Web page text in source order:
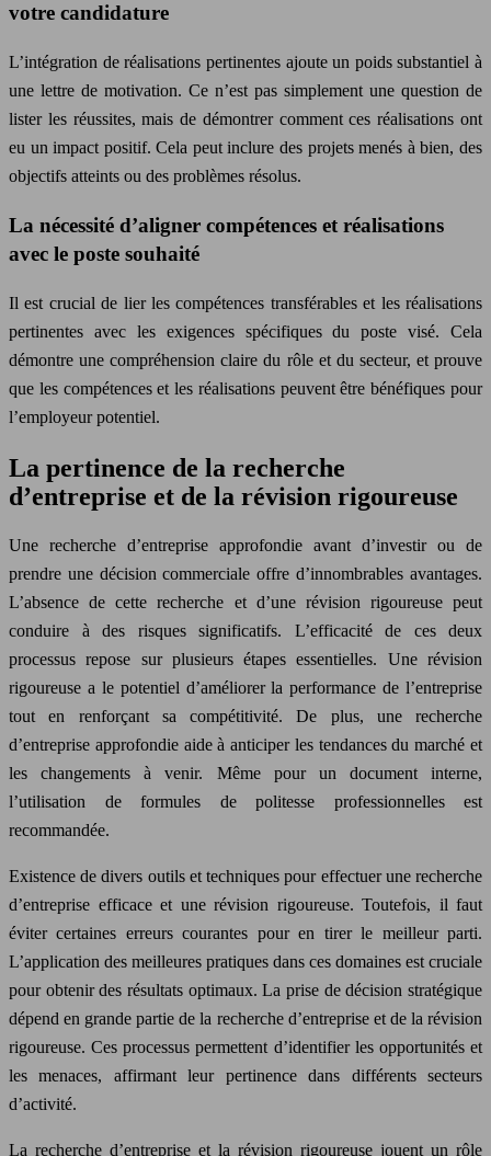
votre candidature
L’intégration de réalisations pertinentes ajoute un poids substantiel à
une lettre de motivation. Ce n’est pas simplement une question de
lister les réussites, mais de démontrer comment ces réalisations ont
eu un impact positif. Cela peut inclure des projets menés à bien, des
objectifs atteints ou des problèmes résolus.
La nécessité d’aligner compétences et réalisations
avec le poste souhaité
Il est crucial de lier les compétences transférables et les réalisations
pertinentes avec les exigences spécifiques du poste visé. Cela
démontre une compréhension claire du rôle et du secteur, et prouve
que les compétences et les réalisations peuvent être bénéfiques pour
l’employeur potentiel.
La pertinence de la recherche
d’entreprise et de la révision rigoureuse
Une recherche d’entreprise approfondie avant d’investir ou de
prendre une décision commerciale offre d’innombrables avantages.
L’absence de cette recherche et d’une révision rigoureuse peut
conduire à des risques significatifs. L’efficacité de ces deux
processus repose sur plusieurs étapes essentielles. Une révision
rigoureuse a le potentiel d’améliorer la performance de l’entreprise
tout en renforçant sa compétitivité. De plus, une recherche
d’entreprise approfondie aide à anticiper les tendances du marché et
les changements à venir. Même pour un document interne,
l’utilisation de formules de politesse professionnelles est
recommandée.
Existence de divers outils et techniques pour effectuer une recherche
d’entreprise efficace et une révision rigoureuse. Toutefois, il faut
éviter certaines erreurs courantes pour en tirer le meilleur parti.
L’application des meilleures pratiques dans ces domaines est cruciale
pour obtenir des résultats optimaux. La prise de décision stratégique
dépend en grande partie de la recherche d’entreprise et de la révision
rigoureuse. Ces processus permettent d’identifier les opportunités et
les menaces, affirmant leur pertinence dans différents secteurs
d’activité.
La recherche d’entreprise et la révision rigoureuse jouent un rôle